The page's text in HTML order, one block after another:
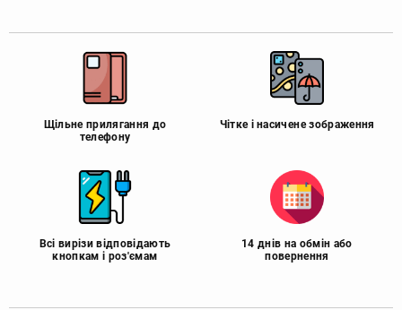
Щільне прилягання до
телефону
Чітке і насичене зображення
Всі вирізи відповідають
кнопкам і роз'ємам
14 днів на обмін або
повернення